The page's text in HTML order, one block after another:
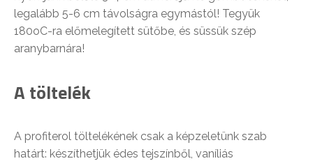
legalább 5-6 cm távolságra egymástól! Tegyük
180oC-ra előmelegített sütőbe, és süssük szép
aranybarnára!
A töltelék
A profiterol töltelékének csak a képzeletünk szab
határt: készíthetjük édes tejszínből, vaníliás